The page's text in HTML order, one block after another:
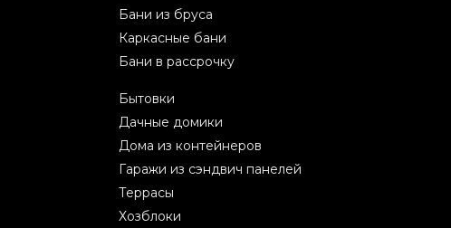
Бани из бруса
Каркасные бани
Бани в рассрочку
Бытовки
Дачные домики
Дома из контейнеров
Гаражи из сэндвич панелей
Террасы
Хозблоки